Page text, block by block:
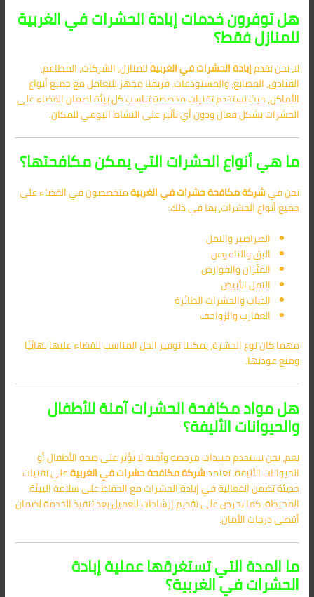
هل توفرون خدمات إبادة الحشرات في الغربية
للمنازل فقط؟
لا، نحن نقدمإبادة الحشرات في الغربيةللمنازل، الشركات، المطاعم،
الفنادق، المصانع، والمستودعات. فريقنا مجهز للتعامل مع جميع أنواع
الأماكن، حيث نستخدم تقنيات مخصصة تناسب كل بيئة لضمان القضاء على
الحشرات بشكل فعال ودون أي تأثير على النشاط اليومي للمكان.
ما هي أنواع الحشرات التي يمكن مكافحتها؟
نحن فيشركة مكافحة حشرات في الغربيةمتخصصون في القضاء على
جميع أنواع الحشرات، بما في ذلك:
الصراصير والنمل
البق والناموس
الفئران والقوارض
النمل الأبيض
الذباب والحشرات الطائرة
العقارب والزواحف
مهما كان نوع الحشرة، يمكننا توفير الحل المناسب للقضاء عليها نهائيًا
ومنع عودتها.
هل مواد مكافحة الحشرات آمنة للأطفال
والحيوانات الأليفة؟
نعم، نحن نستخدم مبيدات مرخصة وآمنة لا تؤثر على صحة الأطفال أو
الحيوانات الأليفة. تعتمدشركة مكافحة حشرات في الغربيةعلى تقنيات
حديثة تضمن الفعالية في إبادة الحشرات مع الحفاظ على سلامة البيئة
المحيطة. كما نحرص على تقديم إرشادات للعميل بعد تنفيذ الخدمة لضمان
أقصى درجات الأمان.
ما المدة التي تستغرقها عملية إبادة
الحشرات في الغربية؟